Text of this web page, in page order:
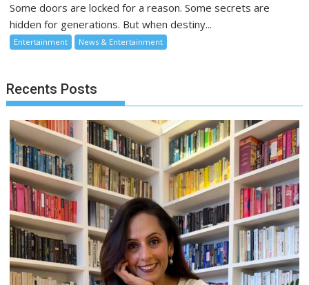
Some doors are locked for a reason. Some secrets are
hidden for generations. But when destiny...
Entertainment News & Entertainment
Recents Posts